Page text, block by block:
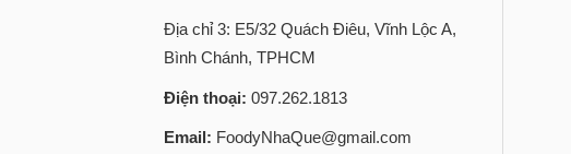
Địa chỉ 3: E5/32 Quách Điêu, Vĩnh Lộc A,
Bình Chánh, TPHCM
Điện thoại: 097.262.1813
Email: FoodyNhaQue@gmail.com